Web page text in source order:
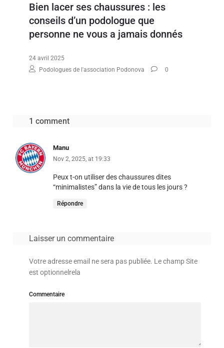
Bien lacer ses chaussures : les
conseils d’un podologue que
personne ne vous a jamais donnés
24 avril 2025
Podologues de l'association Podonova
0
1 comment
Manu
Nov 2, 2025, at 19:33
Peux t-on utiliser des chaussures dites
“minimalistes” dans la vie de tous les jours ?
Répondre
Laisser un commentaire
Votre adresse email ne sera pas publiée. Le champ Site
est optionnelrela
Commentaire